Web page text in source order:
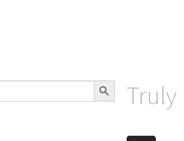
Search Button Truly